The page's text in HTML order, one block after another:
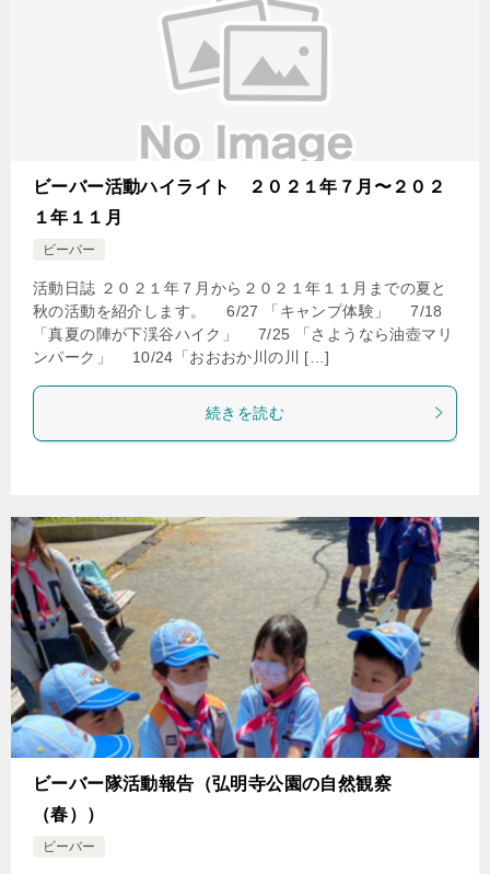
ビーバー活動ハイライト ２０２１年７月〜２０２
１年１１月
ビーバー
活動日誌 ２０２１年７月から２０２１年１１月までの夏と
秋の活動を紹介します。 6/27 「キャンプ体験」 7/18
「真夏の陣が下渓谷ハイク」 7/25 「さようなら油壺マリ
ンパーク」 10/24「おおおか川の川 […]
続きを読む
ビーバー隊活動報告（弘明寺公園の自然観察
（春））
ビーバー